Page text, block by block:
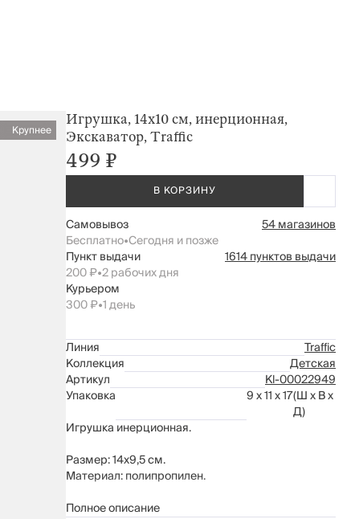
Крупнее
Игрушка, 14х10 см, инерционная,
Экскаватор, Traffic
499 ₽
В КОРЗИНУ
Самовывоз
54 магазинов
Бесплатно•Сегодня и позже
Пункт выдачи
1614 пунктов выдачи
200 ₽•2 рабочих дня
Курьером
300 ₽•1 день
Линия
Traffic
Коллекция
Детская
Артикул
Kl-00022949
Упаковка
9 x 11 x 17(Ш x В x
Д)
Игрушка инерционная.
Размер: 14х9,5 см.
Материал: полипропилен.
Рекомендации по уходу: протирать мягкой сухой
Полное описание